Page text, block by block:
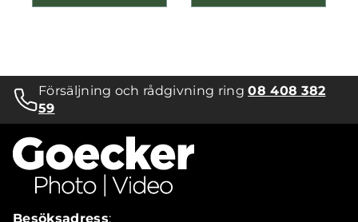
Försäljning och rådgivning ring08 408 382
59
Besöksadress: